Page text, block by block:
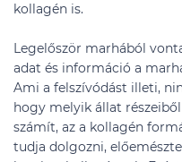
kollagén is.
Legelőször marhából
adat és információ a
Ami a felszívódást illeti,
hogy melyik állat
számít, az a kollagén
tudja dolgozni,